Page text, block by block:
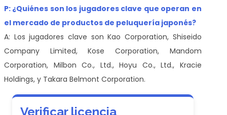
P: ¿Quiénes son los jugadores clave que operan en
el mercado de productos de peluquería japonés?
A: Los jugadores clave son Kao Corporation, Shiseido
Company Limited, Kose Corporation, Mandom
Corporation, Milbon Co., Ltd., Hoyu Co., Ltd., Kracie
Holdings, y Takara Belmont Corporation.
Verificar licencia